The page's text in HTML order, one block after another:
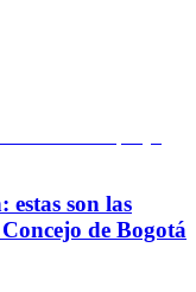
son las
de Bogotá